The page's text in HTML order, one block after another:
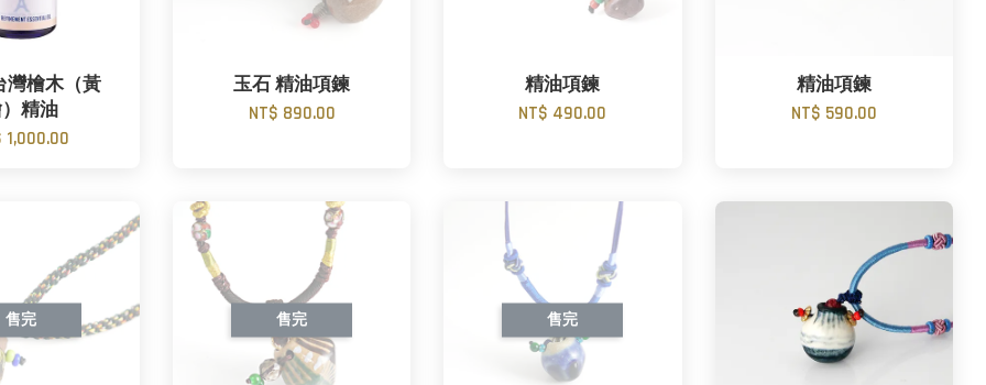
灣檜木（黃
精油
1,000.00
玉石 精油項鍊
NT$ 890.00
精油項鍊
NT$ 490.00
精油項鍊
NT$ 590.00
售完 售完 售完